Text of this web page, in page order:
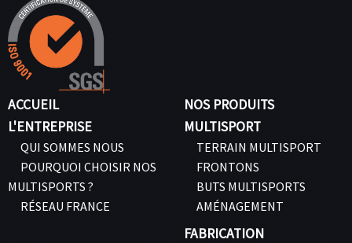
ACCUEIL
L'ENTREPRISE
QUI SOMMES NOUS
POURQUOI CHOISIR NOS
MULTISPORTS ?
RÉSEAU FRANCE
NOS PRODUITS
MULTISPORT
TERRAIN MULTISPORT
FRONTONS
BUTS MULTISPORTS
AMÉNAGEMENT
FABRICATION